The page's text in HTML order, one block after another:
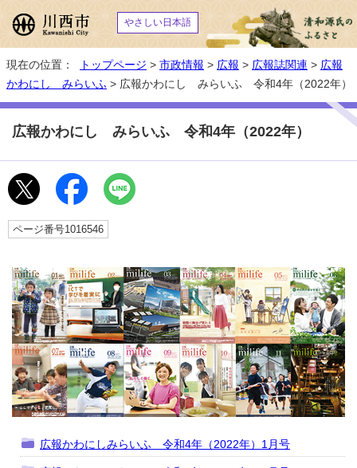
やさしい日本語
現在の位置： トップページ > 市政情報 > 広報 > 広報誌関連 > 広報
かわにし みらいふ > 広報かわにし みらいふ 令和4年（2022年）
広報かわにし みらいふ 令和4年（2022年）
ページ番号1016546
広報かわにしみらいふ 令和4年（2022年）1月号